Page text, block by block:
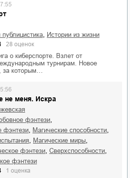
публицистика
истории из жизни
28 оценок
о киберспорте. Взлет от
турнирам. Новое
за которым…
не меня. Искра
фэнтези
фэнтези магические способности
магические миры
фэнтези сверхспособности
фэнтези
1 оценка